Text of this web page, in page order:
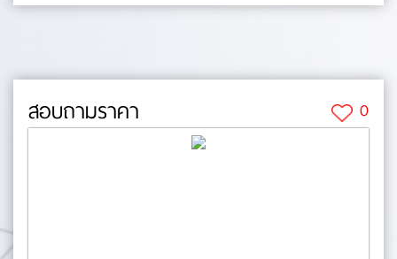
สอบถามราคา 0